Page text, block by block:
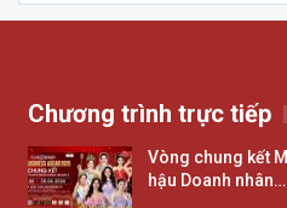
Chương trình trực tiếp
Vòng chung kết
hậu Doanh nhân…